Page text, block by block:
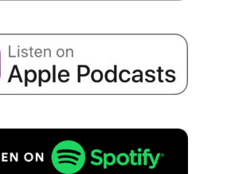
ahhoz, hogy adatai­mat a cég sikeré­
mailek fogadá­sa céljá­ból tárol­ják az
KÉRÉS INGYENES!